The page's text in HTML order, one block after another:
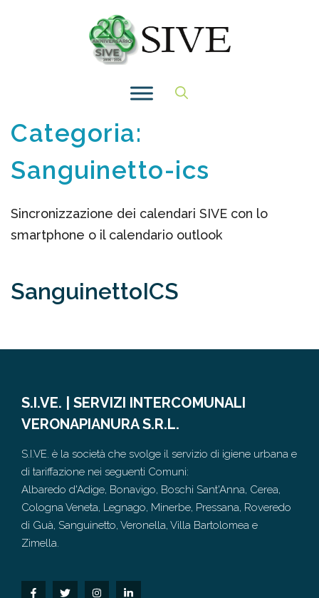
Categoria:
Sanguinetto-ics
Sincronizzazione dei calendari SIVE con lo
smartphone o il calendario outlook
SanguinettoICS
S.I.VE. | SERVIZI INTERCOMUNALI
VERONAPIANURA S.R.L.
S.I.VE. è la società che svolge il servizio di igiene urbana e
di tariffazione nei seguenti Comuni:
Albaredo d'Adige, Bonavigo, Boschi Sant'Anna, Cerea,
Cologna Veneta, Legnago, Minerbe, Pressana, Roveredo
di Guà, Sanguinetto, Veronella, Villa Bartolomea e
Zimella.